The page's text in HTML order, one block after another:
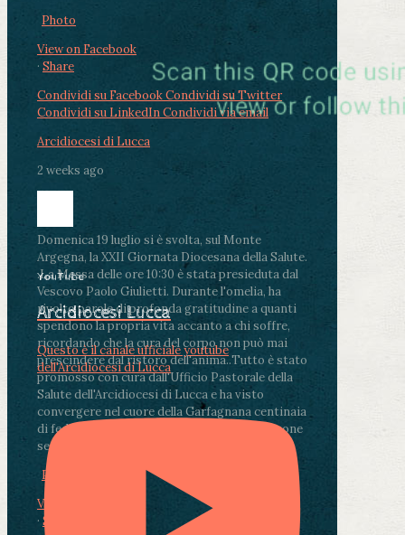
Photo
View on Facebook
· Share
Condividi su FacebookCondividi su Twitter
Condividi su LinkedInCondividi via email
Arcidiocesi di Lucca
2 weeks ago
Domenica 19 luglio si è svolta, sul Monte
Argegna, la XXII Giornata Diocesana della Salute.
.La Messa delle ore 10:30 è stata presieduta dal
Vescovo Paolo Giulietti. Durante l'omelia, ha
rivolto parole di profonda gratitudine a quanti
spendono la propria vita accanto a chi soffre,
ricordando che la cura del corpo non può mai
prescindere dal ristoro dell'anima..Tutto è stato
promosso con cura dall'Ufficio Pastorale della
Salute dell'Arcidiocesi di Lucca e ha visto
convergere nel cuore della Garfagnana centinaia
di fedeli, operatori sanitari, volontari e persone
segnate dalla malattia.
Photo
View on Facebook
· Share
YouTube
Arcidiocesi Lucca
Questo è il canale ufficiale youtube
dell'Arcidiocesi di Lucca